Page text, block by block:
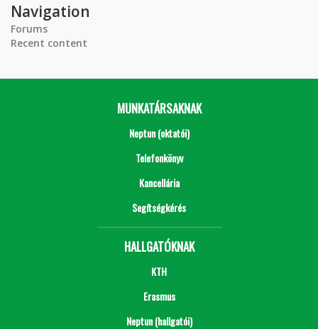
Navigation
Forums
Recent content
MUNKATÁRSAKNAK
Neptun (oktatói)
Telefonkönyv
Kancellária
Segítségkérés
HALLGATÓKNAK
KTH
Erasmus
Neptun (hallgatói)